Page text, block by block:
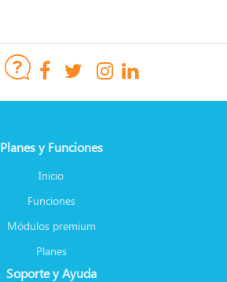
Planes y Funciones
Inicio
Funciones
Módulos premium
Planes
Soporte y Ayuda